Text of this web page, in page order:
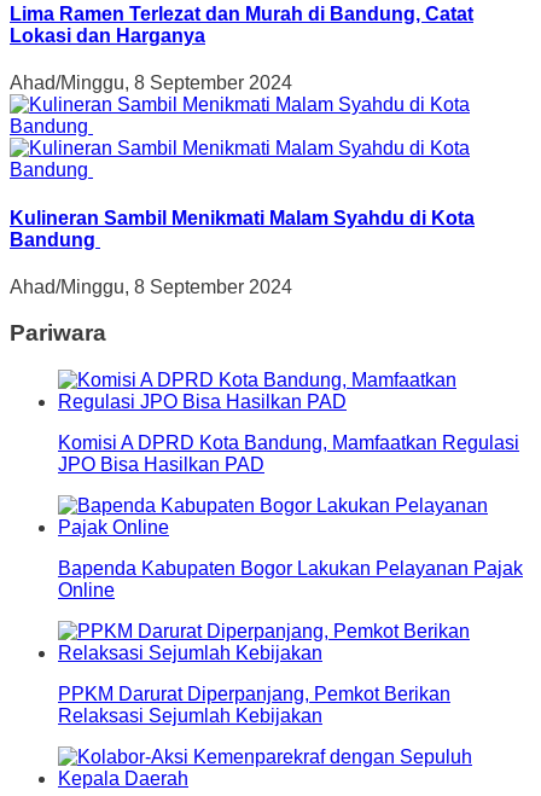
Lima Ramen Terlezat dan Murah di Bandung, Catat
Lokasi dan Harganya
Ahad/Minggu, 8 September 2024
Kulineran Sambil Menikmati Malam Syahdu di Kota
Bandung
Ahad/Minggu, 8 September 2024
Pariwara
Komisi A DPRD Kota Bandung, Mamfaatkan Regulasi
JPO Bisa Hasilkan PAD
Bapenda Kabupaten Bogor Lakukan Pelayanan Pajak
Online
PPKM Darurat Diperpanjang, Pemkot Berikan
Relaksasi Sejumlah Kebijakan